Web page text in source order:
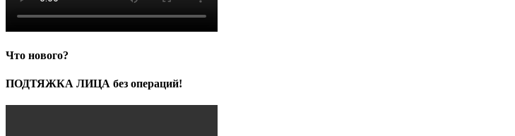
Что нового?
ПОДТЯЖКА ЛИЦА без операций!